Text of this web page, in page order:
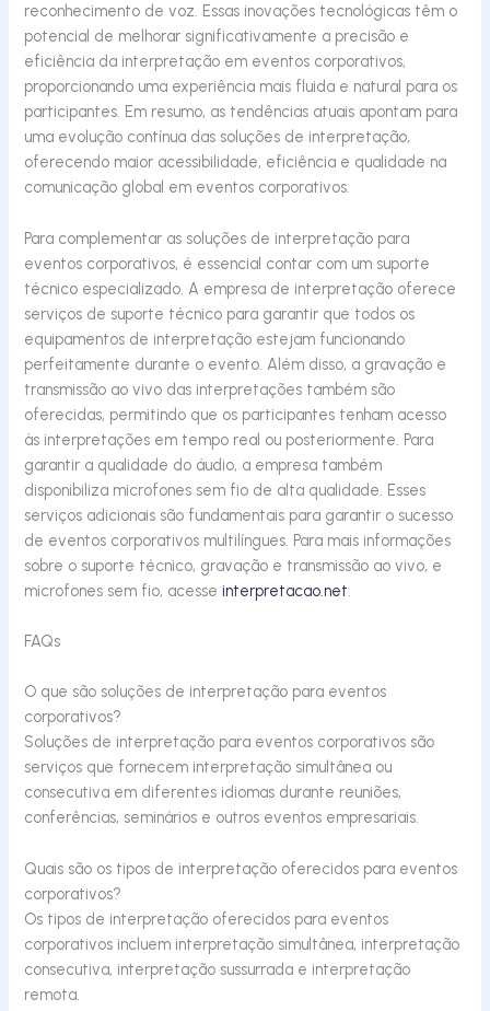
reconhecimento de voz. Essas inovações tecnológicas têm o
potencial de melhorar significativamente a precisão e
eficiência da interpretação em eventos corporativos,
proporcionando uma experiência mais fluida e natural para os
participantes. Em resumo, as tendências atuais apontam para
uma evolução contínua das soluções de interpretação,
oferecendo maior acessibilidade, eficiência e qualidade na
comunicação global em eventos corporativos.
Para complementar as soluções de interpretação para
eventos corporativos, é essencial contar com um suporte
técnico especializado. A empresa de interpretação oferece
serviços de suporte técnico para garantir que todos os
equipamentos de interpretação estejam funcionando
perfeitamente durante o evento. Além disso, a gravação e
transmissão ao vivo das interpretações também são
oferecidas, permitindo que os participantes tenham acesso
às interpretações em tempo real ou posteriormente. Para
garantir a qualidade do áudio, a empresa também
disponibiliza microfones sem fio de alta qualidade. Esses
serviços adicionais são fundamentais para garantir o sucesso
de eventos corporativos multilíngues. Para mais informações
sobre o suporte técnico, gravação e transmissão ao vivo, e
microfones sem fio, acesse interpretacao.net.
FAQs
O que são soluções de interpretação para eventos
corporativos?
Soluções de interpretação para eventos corporativos são
serviços que fornecem interpretação simultânea ou
consecutiva em diferentes idiomas durante reuniões,
conferências, seminários e outros eventos empresariais.
Quais são os tipos de interpretação oferecidos para eventos
corporativos?
Os tipos de interpretação oferecidos para eventos
corporativos incluem interpretação simultânea, interpretação
consecutiva, interpretação sussurrada e interpretação
remota.